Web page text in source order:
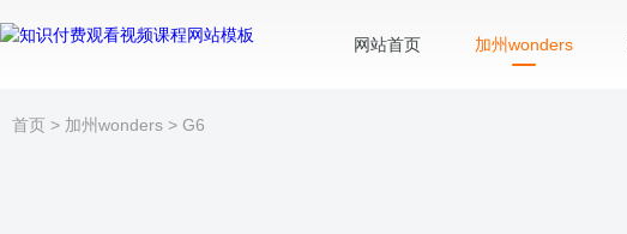
网站首页 加州wonders
首页 > 加州wonders > G6